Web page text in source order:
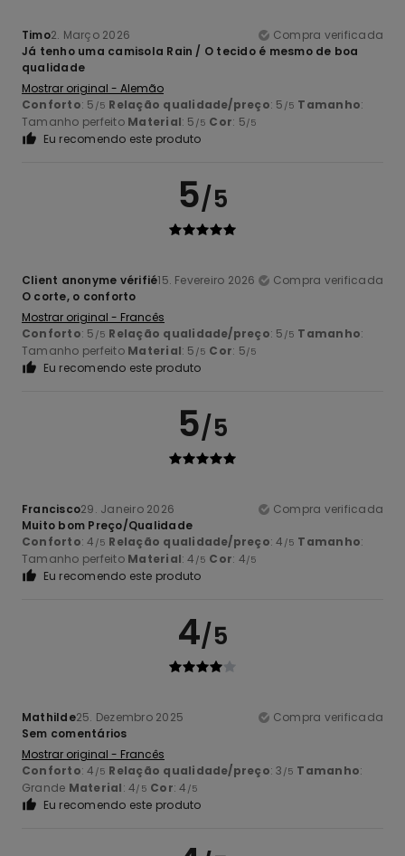
Timo2. Março 2026
Compra verificada
Já tenho uma camisola Rain / O tecido é mesmo de boa
qualidade
Mostrar original - Alemão
Conforto: 5 /5 Relação qualidade/preço: 5 /5 Tamanho:
Tamanho perfeito Material: 5 /5 Cor: 5/5
Eu recomendo este produto
5/5
Client anonyme vérifié15. Fevereiro 2026
Compra verificada
O corte, o conforto
Mostrar original - Francês
Conforto: 5 /5 Relação qualidade/preço: 5 /5 Tamanho:
Tamanho perfeito Material: 5 /5 Cor: 5/5
Eu recomendo este produto
5/5
Francisco29. Janeiro 2026
Compra verificada
Muito bom Preço/Qualidade
Conforto: 4 /5 Relação qualidade/preço: 4 /5 Tamanho:
Tamanho perfeito Material: 4 /5 Cor: 4/5
Eu recomendo este produto
4/5
Mathilde25. Dezembro 2025
Compra verificada
Sem comentários
Mostrar original - Francês
Conforto: 4 /5 Relação qualidade/preço: 3 /5 Tamanho:
Grande Material: 4/5 Cor: 4 /5
Eu recomendo este produto